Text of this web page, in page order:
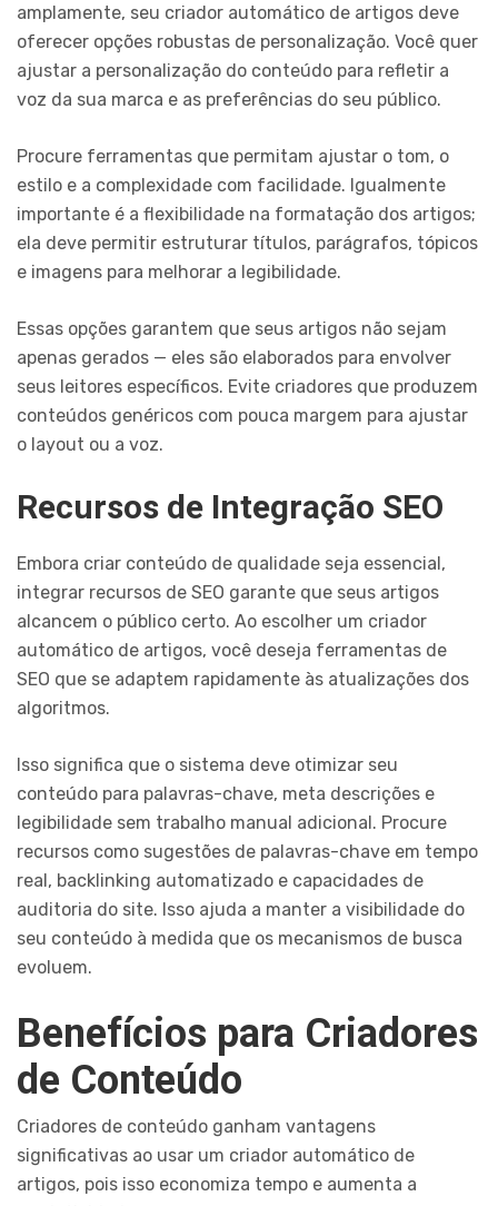
amplamente, seu criador automático de artigos deve
oferecer opções robustas de personalização. Você quer
ajustar a personalização do conteúdo para refletir a
voz da sua marca e as preferências do seu público.
Procure ferramentas que permitam ajustar o tom, o
estilo e a complexidade com facilidade. Igualmente
importante é a flexibilidade na formatação dos artigos;
ela deve permitir estruturar títulos, parágrafos, tópicos
e imagens para melhorar a legibilidade.
Essas opções garantem que seus artigos não sejam
apenas gerados — eles são elaborados para envolver
seus leitores específicos. Evite criadores que produzem
conteúdos genéricos com pouca margem para ajustar
o layout ou a voz.
Recursos de Integração SEO
Embora criar conteúdo de qualidade seja essencial,
integrar recursos de SEO garante que seus artigos
alcancem o público certo. Ao escolher um criador
automático de artigos, você deseja ferramentas de
SEO que se adaptem rapidamente às atualizações dos
algoritmos.
Isso significa que o sistema deve otimizar seu
conteúdo para palavras-chave, meta descrições e
legibilidade sem trabalho manual adicional. Procure
recursos como sugestões de palavras-chave em tempo
real, backlinking automatizado e capacidades de
auditoria do site. Isso ajuda a manter a visibilidade do
seu conteúdo à medida que os mecanismos de busca
evoluem.
Benefícios para Criadores
de Conteúdo
Criadores de conteúdo ganham vantagens
significativas ao usar um criador automático de
artigos, pois isso economiza tempo e aumenta a